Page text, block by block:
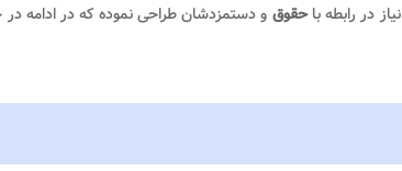
در رابطه باحقوق و دستمزدشان طراحی نموده که در ادامه